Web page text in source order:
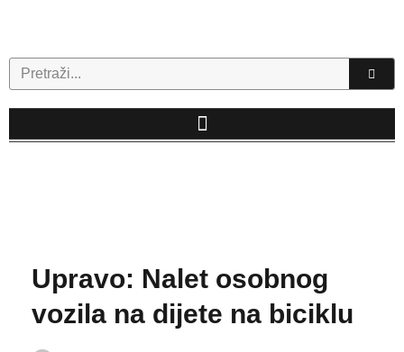
Search
Upravo: Nalet osobnog
vozila na dijete na biciklu